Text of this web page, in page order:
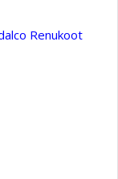
Renukoot